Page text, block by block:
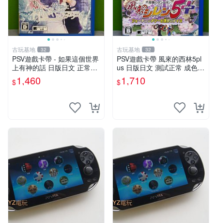
古玩基地 32
PSV遊戲卡帶 - 如果這個世界
上有神的話 日版日文 正常可
玩 神秘成色參考圖 售後不退
如果這是你想找的游戲 請先
$1,460
古玩基地 32
PSV遊戲卡帶 風來的西林5pl
us 日版日文 測試正常 成色如
圖 買家自負 風來的西林5plus
PSV 日版
$1,710